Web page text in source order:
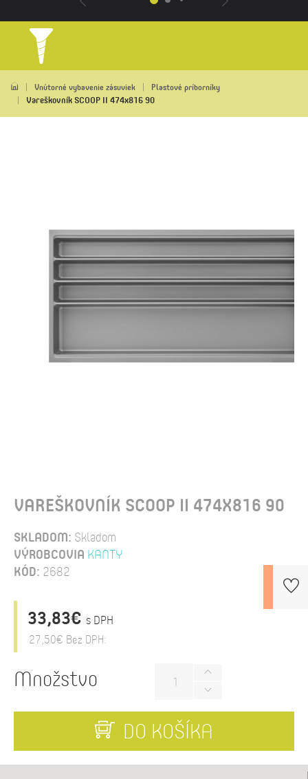
Vnútorné vybavenie zásuviek Plastové príborníky
Vareškovník SCOOP II 474x816 90
VAREŠKOVNÍK SCOOP II 474X816 90
SKLADOM: Skladom
VÝROBCOVIA KANTY
KÓD: 2682
33,83€ s DPH
27,50€ Bez DPH:
Množstvo
DO KOŠÍKA